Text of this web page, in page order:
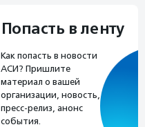
Попасть в ленту
Как попасть в новости
АСИ? Пришлите
материал о вашей
организации, новость,
пресс-релиз, анонс
события.